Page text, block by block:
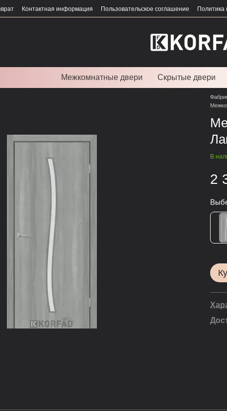
Контактная информация Пользовательское соглашение Политика
Межкомнатные двери Скрытые двери
В
2